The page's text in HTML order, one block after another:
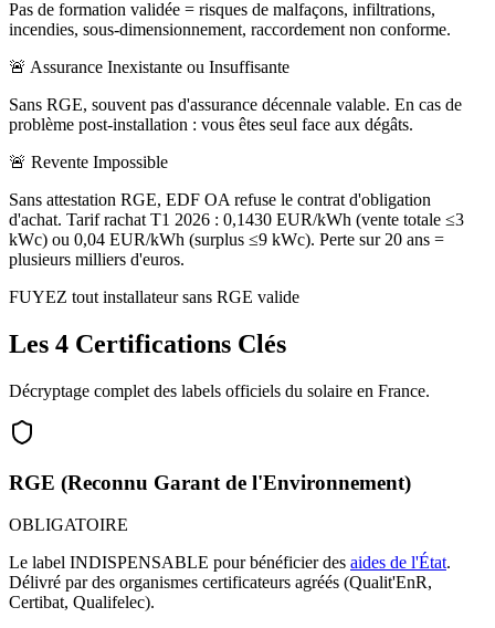
Pas de formation validée = risques de malfaçons, infiltrations,
incendies, sous-dimensionnement, raccordement non conforme.
🚨 Assurance Inexistante ou Insuffisante
Sans RGE, souvent pas d'assurance décennale valable. En cas de
problème post-installation : vous êtes seul face aux dégâts.
🚨 Revente Impossible
Sans attestation RGE, EDF OA refuse le contrat d'obligation
d'achat. Tarif rachat T1 2026 : 0,1430 EUR/kWh (vente totale ≤3
kWc) ou 0,04 EUR/kWh (surplus ≤9 kWc). Perte sur 20 ans =
plusieurs milliers d'euros.
FUYEZ tout installateur sans RGE valide
Les 4 Certifications Clés
Décryptage complet des labels officiels du solaire en France.
RGE (Reconnu Garant de l'Environnement)
OBLIGATOIRE
Le label INDISPENSABLE pour bénéficier des aides de l'État.
Délivré par des organismes certificateurs agréés (Qualit'EnR,
Certibat, Qualifelec).